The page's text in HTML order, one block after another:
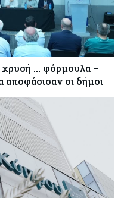
χρυσή … φόρμουλα –
οι δήμοι